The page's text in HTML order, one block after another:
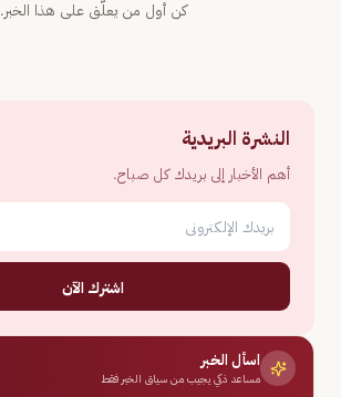
كن أول من يعلّق على هذا الخبر.
النشرة البريدية
أهم الأخبار إلى بريدك كل صباح.
اشترك الآن
اسأل الخبر
مساعد ذكي يجيب من سياق الخبر فقط